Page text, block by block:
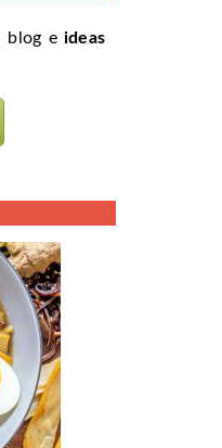
blog e ideas